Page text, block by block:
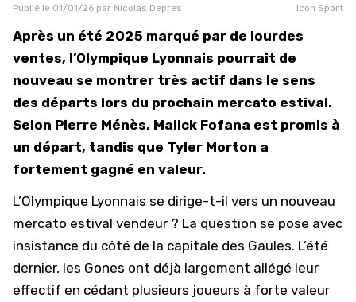
Publié le 01/01/26 par Nicolas Depres Icon Sport
Après un été 2025 marqué par de lourdes
ventes, l’Olympique Lyonnais pourrait de
nouveau se montrer très actif dans le sens
des départs lors du prochain mercato estival.
Selon Pierre Ménès, Malick Fofana est promis à
un départ, tandis que Tyler Morton a
fortement gagné en valeur.
L’Olympique Lyonnais se dirige-t-il vers un nouveau
mercato estival vendeur ? La question se pose avec
insistance du côté de la capitale des Gaules. L’été
dernier, les Gones ont déjà largement allégé leur
effectif en cédant plusieurs joueurs à forte valeur